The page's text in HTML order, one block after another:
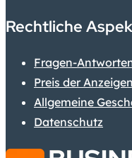
Rechtliche
Fragen-
Preis der Anzeigen
Allgemeine
Datenschutz